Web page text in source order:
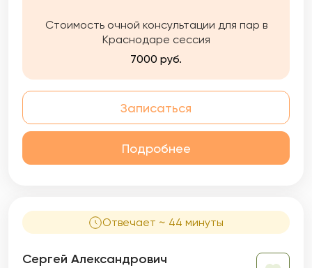
Стоимость очной консультации для пар в
Краснодаре сессия
7000 руб.
Записаться
Подробнее
Отвечает ~ 44 минуты
Сергей Александрович